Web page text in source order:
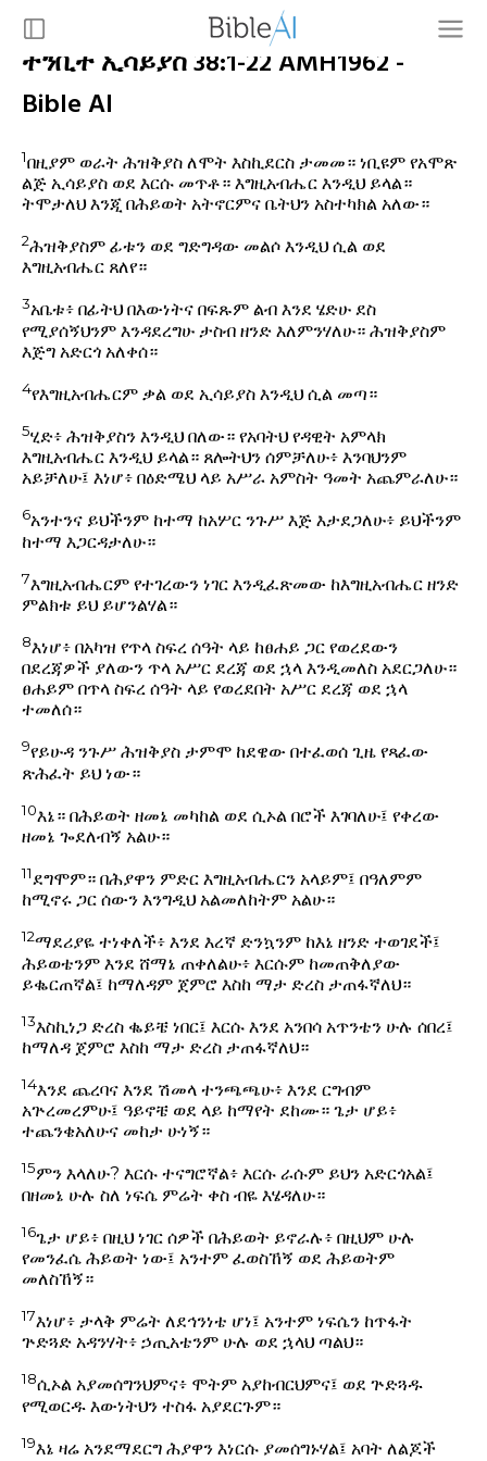
ትንቢተ ኢሳይያስ 38:1-22 AMH1962 -
Bible AI
1በዚያም ወራት ሕዝቅያስ ለሞት እስኪደርስ ታመመ። ነቢዩም የአሞጽ
ልጅ ኢሳይያስ ወደ እርሱ መጥቶ። እግዚአብሔር እንዲህ ይላል።
ትሞታለህ እንጂ በሕይወት አትኖርምና ቤትህን አስተካክል አለው።
2ሕዝቅያስም ፊቱን ወደ ግድግዳው መልሶ እንዲህ ሲል ወደ
እግዚአብሔር ጸለየ።
3አቤቱ፥ በፊትህ በእውነትና በፍጹም ልብ እንደ ሄድሁ ደስ
የሚያሰኝህንም እንዳደረግሁ ታስብ ዘንድ እለምንሃለሁ። ሕዝቅያስም
እጅግ አድርጎ አለቀሰ።
4የእግዚአብሔርም ቃል ወደ ኢሳይያስ እንዲህ ሲል መጣ።
5ሂድ፥ ሕዝቅያስን እንዲህ በለው። የአባትህ የዳዊት አምላክ
እግዚአብሔር እንዲህ ይላል። ጸሎትህን ሰምቻለሁ፥ እንባህንም
አይቻለሁ፤ እነሆ፥ በዕድሜህ ላይ አሥራ አምስት ዓመት አጨምራለሁ።
6አንተንና ይህችንም ከተማ ከአሦር ንጉሥ እጅ እታደጋለሁ፥ ይህችንም
ከተማ እጋርዳታለሁ።
7እግዚአብሔርም የተገረውን ነገር እንዲፈጽመው ከእግዚአብሔር ዘንድ
ምልክቱ ይህ ይሆንልሃል።
8እነሆ፥ በአካዝ የጥላ ስፍረ ሰዓት ላይ ከፀሐይ ጋር የወረደውን
በደረጃዎች ያለውን ጥላ አሥር ደረጃ ወደ ኋላ እንዲመለስ አደርጋለሁ።
ፀሐይም በጥላ ስፍረ ሰዓት ላይ የወረደበት አሥር ደረጃ ወደ ኋላ
ተመለሰ።
9የይሁዳ ንጉሥ ሕዝቅያስ ታምሞ ከደዌው በተፈወሰ ጊዜ የጻፈው
ጽሕፈት ይህ ነው።
10እኔ። በሕይወት ዘመኔ መካከል ወደ ሲኦል በሮች እገባለሁ፤ የቀረው
ዘመኔ ጐደለብኝ አልሁ።
11ደግሞም። በሕያዋን ምድር እግዚአብሔርን አላይም፤ በዓለምም
ከሚኖሩ ጋር ሰውን እንግዲህ አልመለከትም አልሁ።
12ማደሪያዬ ተነቀለች፥ እንደ እረኛ ድንኳንም ከእኔ ዘንድ ተወገደች፤
ሕይወቴንም እንደ ሸማኔ ጠቀለልሁ፥ እርሱም ከመጠቅለያው
ይቈርጠኛል፤ ከማለዳም ጀምሮ እስከ ማታ ድረስ ታጠፋኛለህ።
13እስኪነጋ ድረስ ቈይቼ ነበር፤ እርሱ እንደ አንበሳ አጥንቴን ሁሉ ሰበረ፤
ከማለዳ ጀምሮ እስከ ማታ ድረስ ታጠፋኛለህ።
14እንደ ጨረባና እንደ ሽመላ ተንጫጫሁ፥ እንደ ርግብም
አጕረመረምሁ፤ ዓይኖቼ ወደ ላይ ከማየት ደከሙ። ጌታ ሆይ፥
ተጨንቄአለሁና መከታ ሁነኝ።
15ምን እላለሁ? እርሱ ተናግሮኛል፥ እርሱ ራሱም ይህን አድርጎአል፤
በዘመኔ ሁሉ ስለ ነፍሴ ምሬት ቀስ ብዬ እሄዳለሁ።
16ጌታ ሆይ፥ በዚህ ነገር ሰዎች በሕይወት ይኖራሉ፥ በዚህም ሁሉ
የመንፈሴ ሕይወት ነው፤ አንተም ፈወስኸኝ ወደ ሕይወትም
መለስኸኝ።
17እነሆ፥ ታላቅ ምሬት ለደኅንነቴ ሆነ፤ አንተም ነፍሴን ከጥፋት
ጕድጓድ አዳንሃት፥ ኃጢአቴንም ሁሉ ወደ ኋላህ ጣልህ።
18ሲኦል አያመሰግንህምና፥ ሞትም አያከብርህምና፤ ወደ ጕድጓዱ
የሚወርዱ እውነትህን ተስፋ አያደርጉም።
19እኔ ዛሬ አንደማደርግ ሕያዋን እነርሱ ያመሰግኑሃል፤ አባት ለልጆች